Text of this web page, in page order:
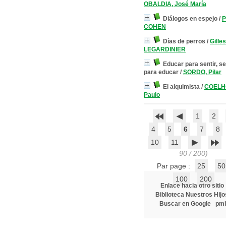
OBALDIA, José María
Diálogos en espejo /
COHEN
Días de perros / Gilles
LEGARDINIER
Educar para sentir,
para educar / SORDO, Pilar
El alquimista /
Paulo
1
2
4
5 6 7
8
10
11
90 / 200)
Par page :
25
50
100
200
Enlace hacia otro sitio
Biblioteca Nuestros
Buscar en Google